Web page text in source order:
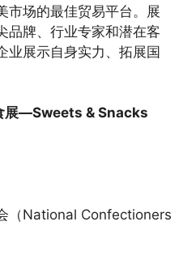
市场的最佳贸易平台。展
品牌、行业专家和潜在客
业展示自身实力、拓展国
展—Sweets & Snacks
（National Confectioners